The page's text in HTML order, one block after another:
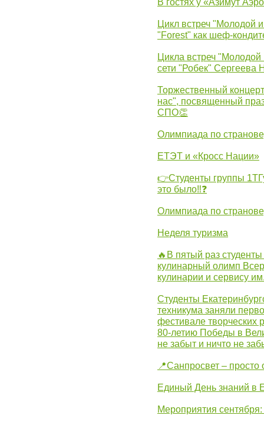
В гостях у «Азимут
Цикл встреч "Молодой
"Forest" как шеф-
Цикла встреч
сети "Робек" Сергеева
Торжественный
нас", посвященный
СПО👏
Олимпиада по
ЕТЭТ и «Кросс Нации»
👉Студенты группы
это было‼❓
Олимпиада по
Неделя туризма
🔥В пятый раз
кулинарный олимп
кулинарии и сервису
Студенты
техникума заняли
фестивале
80-летию Победы в
не забыт и ничто не
📍Санпросвет –
Единый День знаний в
Мероприятия